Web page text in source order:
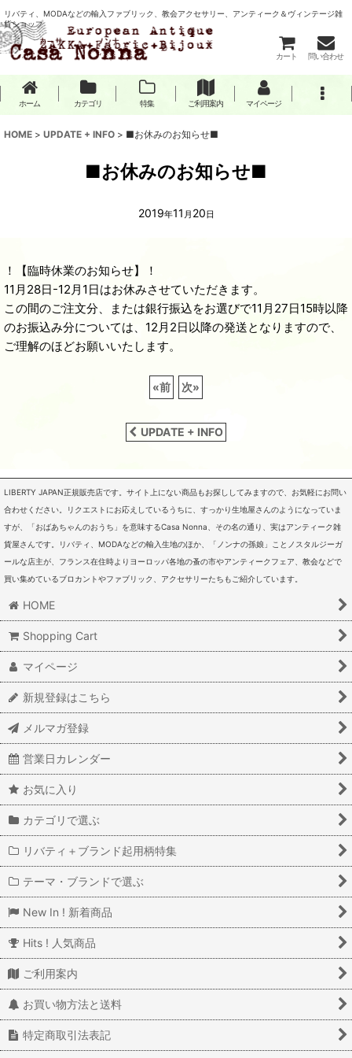
リバティ、MODAなどの輸入ファブリック、教会アクセサリー、アンティーク＆ヴィンテージ雑
貨ショップ
カート 問い合わせ
ホーム カテゴリ 特集 ご利用案内 マイページ
HOME > UPDATE + INFO > ■お休みのお知らせ■
■お休みのお知らせ■
2019年11 月 20日
！【臨時休業のお知らせ】！
11月28日-12月1日はお休みさせていただきます。
この間のご注文分、または銀行振込をお選びで11月27日15時以降
のお振込み分については、12月2日以降の発送となりますので、
ご理解のほどお願いいたします。
«前 次»
UPDATE + INFO
LIBERTY JAPAN正規販売店です。サイト上にない商品もお探ししてみますので、お気軽にお問い
合わせください。リクエストにお応えしているうちに、すっかり生地屋さんのようになっていま
すが、「おばあちゃんのおうち」を意味するCasa Nonna、その名の通り、実はアンティーク雑
貨屋さんです。リバティ、MODAなどの輸入生地のほか、「ノンナの孫娘」ことノスタルジーガ
ールな店主が、フランス在住時よりヨーロッパ各地の蚤の市やアンティークフェア、教会などで
買い集めているブロカントやファブリック、アクセサリーたちもご紹介しています。
HOME
Shopping Cart
マイページ
新規登録はこちら
メルマガ登録
営業日カレンダー
お気に入り
カテゴリで選ぶ
リバティ＋ブランド起用柄特集
テーマ・ブランドで選ぶ
New In ! 新着商品
Hits ! 人気商品
ご利用案内
お買い物方法と送料
特定商取引法表記